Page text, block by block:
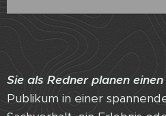
Sie als Redner planen
Publikum in einer